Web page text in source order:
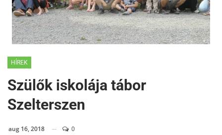
HÍREK
Szülők iskolája tábor
Szelterszen
aug 16, 2018 0